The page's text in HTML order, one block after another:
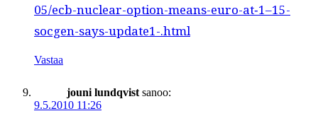
05/ecb-nuclear-option-means-euro-at‑1–15-
socgen-says-update1-.html
Vastaa
jouni lundqvist sanoo:
9.5.2010 11:26